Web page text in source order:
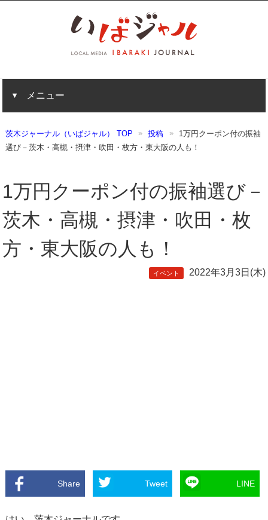
メニュー
茨木ジャーナル（いばジャル） TOP 投稿
1万円クーポン付の振袖
選び－茨木・高槻・摂津・吹田・枚方・東大阪の人も！
1万円クーポン付の振袖選び－
茨木・高槻・摂津・吹田・枚
方・東大阪の人も！
イベント 2022年3月3日(木)
Share Tweet LINE